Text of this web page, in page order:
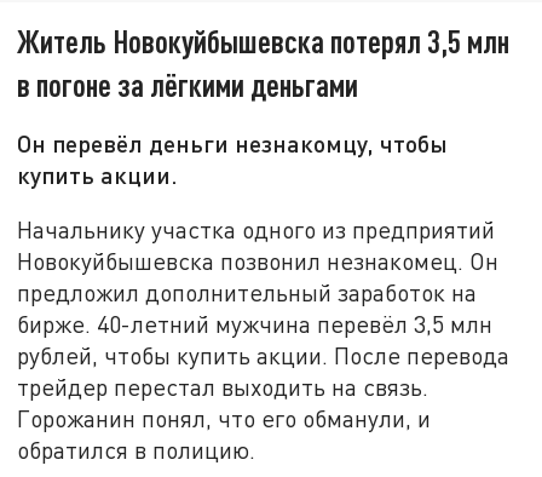
Житель Новокуйбышевска потерял 3,5 млн
в погоне за лёгкими деньгами
Он перевёл деньги незнакомцу, чтобы
купить акции.
Начальнику участка одного из предприятий
Новокуйбышевска позвонил незнакомец. Он
предложил дополнительный заработок на
бирже. 40-летний мужчина перевёл 3,5 млн
рублей, чтобы купить акции. После перевода
трейдер перестал выходить на связь.
Горожанин понял, что его обманули, и
обратился в полицию.